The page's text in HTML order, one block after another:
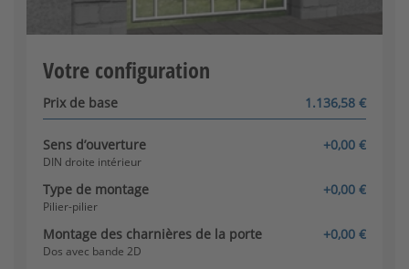
[+229,98 €]
Poignée/bouton (acier
inoxydable)
interne
Votre configuration
Prix de base 1.136,58 €
Sens d’ouverture +0,00 €
DIN droite intérieur
Type de montage +0,00 €
Pilier-pilier
Montage des charnières de la porte +0,00 €
Dos avec bande 2D
Le configurateur est chargé.